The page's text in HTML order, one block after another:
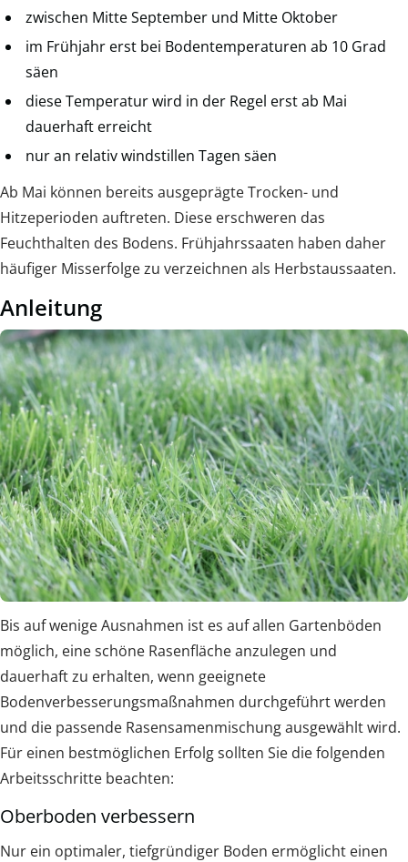
zwischen Mitte September und Mitte Oktober
im Frühjahr erst bei Bodentemperaturen ab 10 Grad
säen
diese Temperatur wird in der Regel erst ab Mai
dauerhaft erreicht
nur an relativ windstillen Tagen säen
Ab Mai können bereits ausgeprägte Trocken- und
Hitzeperioden auftreten. Diese erschweren das
Feuchthalten des Bodens. Frühjahrssaaten haben daher
häufiger Misserfolge zu verzeichnen als Herbstaussaaten.
Anleitung
Bis auf wenige Ausnahmen ist es auf allen Gartenböden
möglich, eine schöne Rasenfläche anzulegen und
dauerhaft zu erhalten, wenn geeignete
Bodenverbesserungsmaßnahmen durchgeführt werden
und die passende Rasensamenmischung ausgewählt wird.
Für einen bestmöglichen Erfolg sollten Sie die folgenden
Arbeitsschritte beachten:
Oberboden verbessern
Nur ein optimaler, tiefgründiger Boden ermöglicht einen